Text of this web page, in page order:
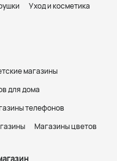
Уход и косметика
магазины
для дома
телефонов
Магазины цветов